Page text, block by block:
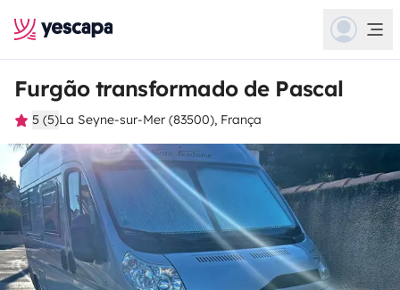
Furgão transformado de Pascal
5 (5)La Seyne-sur-Mer (83500), França